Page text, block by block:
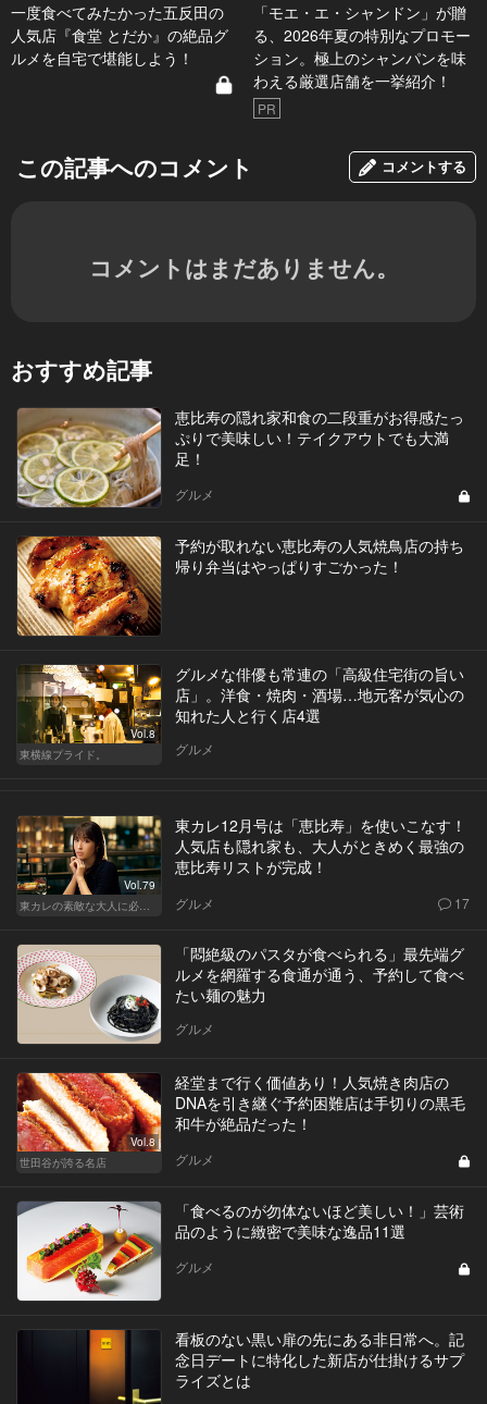
一度食べてみたかった五反田の
人気店『食堂 とだか』の絶品グ
ルメを自宅で堪能しよう！
「モエ・エ・シャンドン」が贈
る、2026年夏の特別なプロモー
ション。極上のシャンパンを味
わえる厳選店舗を一挙紹介！
PR
この記事へのコメント コメントする
コメントはまだありません。
おすすめ記事
恵比寿の隠れ家和食の二段重がお得感たっ
ぷりで美味しい！テイクアウトでも大満
足！
グルメ
予約が取れない恵比寿の人気焼鳥店の持ち
帰り弁当はやっぱりすごかった！
Vol.8
東横線プライド。
グルメな俳優も常連の「高級住宅街の旨い
店」。洋食・焼肉・酒場…地元客が気心の
知れた人と行く店4選
グルメ
Vol.79
東カレの素敵な大人に必要なこと
東カレ12月号は「恵比寿」を使いこなす！
人気店も隠れ家も、大人がときめく最強の
恵比寿リストが完成！
グルメ 17
「悶絶級のパスタが食べられる」最先端グ
ルメを網羅する食通が通う、予約して食べ
たい麺の魅力
グルメ
Vol.8
世田谷が誇る名店
経堂まで行く価値あり！人気焼き肉店の
DNAを引き継ぐ予約困難店は手切りの黒毛
和牛が絶品だった！
グルメ
「食べるのが勿体ないほど美しい！」芸術
品のように緻密で美味な逸品11選
グルメ
看板のない黒い扉の先にある非日常へ。記
念日デートに特化した新店が仕掛けるサプ
ライズとは